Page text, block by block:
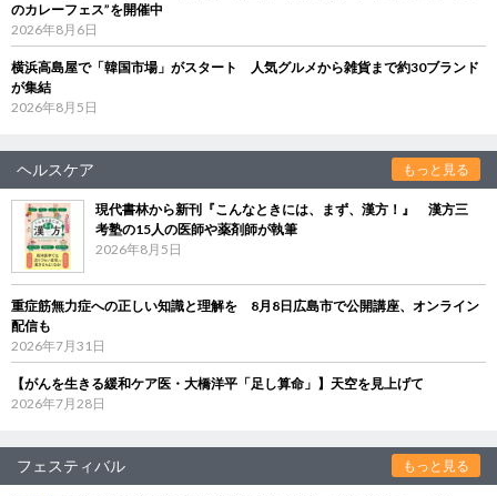
のカレーフェス”を開催中
2026年8月6日
横浜高島屋で「韓国市場」がスタート 人気グルメから雑貨まで約30ブランド
が集結
2026年8月5日
ヘルスケア もっと見る
現代書林から新刊『こんなときには、まず、漢方！』 漢方三
考塾の15人の医師や薬剤師が執筆
2026年8月5日
重症筋無力症への正しい知識と理解を 8月8日広島市で公開講座、オンライン
配信も
2026年7月31日
【がんを生きる緩和ケア医・大橋洋平「足し算命」】天空を見上げて
2026年7月28日
フェスティバル もっと見る